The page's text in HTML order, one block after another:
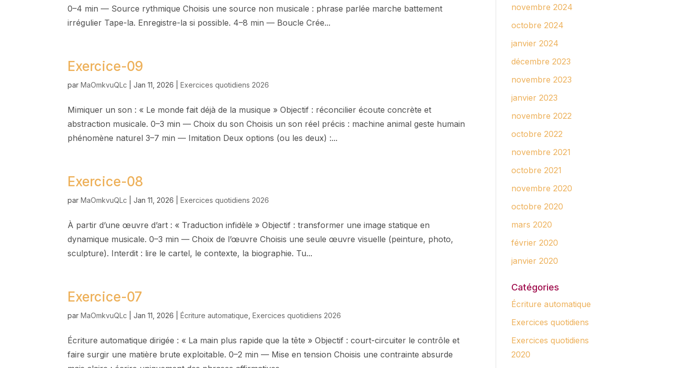
0–4 min — Source rythmique Choisis une source non musicale : phrase parlée marche battement
irrégulier Tape-la. Enregistre-la si possible. 4–8 min — Boucle Crée...
Exercice-09
parMaOmkvuQLc |Jan 11, 2026 |Exercices quotidiens 2026
Mimiquer un son : « Le monde fait déjà de la musique » Objectif : réconcilier écoute concrète et
abstraction musicale. 0–3 min — Choix du son Choisis un son réel précis : machine animal geste humain
phénomène naturel 3–7 min — Imitation Deux options (ou les deux) :...
Exercice-08
parMaOmkvuQLc |Jan 11, 2026 |Exercices quotidiens 2026
À partir d’une œuvre d’art : « Traduction infidèle » Objectif : transformer une image statique en
dynamique musicale. 0–3 min — Choix de l’œuvre Choisis une seule œuvre visuelle (peinture, photo,
sculpture). Interdit : lire le cartel, le contexte, la biographie. Tu...
Exercice-07
parMaOmkvuQLc |Jan 11, 2026 |Écriture automatique ,Exercices quotidiens 2026
Écriture automatique dirigée : « La main plus rapide que la tête » Objectif : court-circuiter le contrôle et
faire surgir une matière brute exploitable. 0–2 min — Mise en tension Choisis une contrainte absurde
novembre 2024
octobre 2024
janvier 2024
décembre 2023
novembre 2023
janvier 2023
novembre 2022
octobre 2022
novembre 2021
octobre 2021
novembre 2020
octobre 2020
mars 2020
février 2020
janvier 2020
Catégories
Écriture automatique
Exercices quotidiens
Exercices quotidiens
2020